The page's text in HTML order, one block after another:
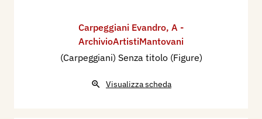
Carpeggiani Evandro, A -
ArchivioArtistiMantovani
(Carpeggiani) Senza titolo (Figure)
Visualizza scheda